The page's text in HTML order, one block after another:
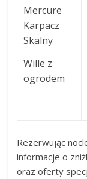
Mercure
Karpacz
Skalny
Wille z
ogrodem
Rezerwując
informacje o
oraz oferty